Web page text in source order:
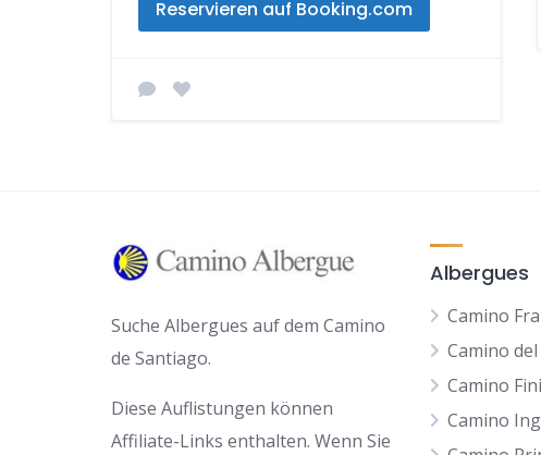
Reservieren auf Booking.com
Suche Albergues auf dem Camino
de Santiago.
Diese Auflistungen können
Affiliate-Links enthalten. Wenn Sie
Albergues
Camino
Camino
Camino
Camino